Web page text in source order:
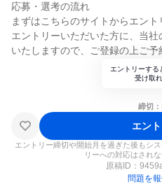
応募・選考の流れ
まずはこちらのサイトからエント
エントリーいただいた方に、当
いたしますので、ご登録の上ご予
エントリーする
受け取
締切
エン
エントリー締切や開始月を過ぎた後もシ
リーへの対応はされ
原稿ID：
問題を